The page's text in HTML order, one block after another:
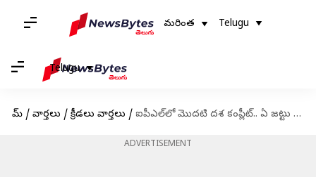
మరింత Telugu
Telugu
హోమ్ / వార్తలు / క్రీడలు వార్తలు / ఐపీఎల్‌లో మొదటి దశ కంప్లీట్.. ఏ జట్టు ఏ స్థానంలో ఉందో తెలుసా!
ADVERTISEMENT